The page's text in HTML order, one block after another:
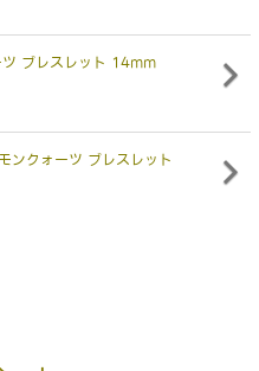
ツ ブレスレット 14mm
ンクォーツ ブレスレット